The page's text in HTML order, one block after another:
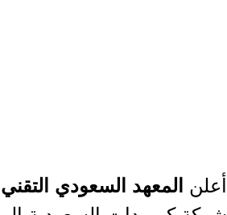
أعلن المعهد السعودي